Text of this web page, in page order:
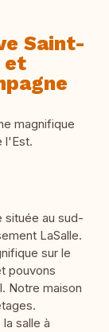
Saint-
et
magnifique
l'Est.
située au sud-
LaSalle.
sur le
pouvons
Notre maison
salle à